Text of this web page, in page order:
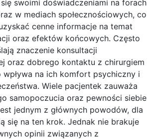
swoimi doświadczeniami na forach
w mediach społecznościowych, co
cenne informacje na temat
oraz efektów końcowych. Często
znaczenie konsultacji
oraz dobrego kontaktu z chirurgiem
wpływa na ich komfort psychiczny i
Wiele pacjentek zauważa
samopoczucia oraz pewności siebie
jednym z głównych powodów, dla
się na ten krok. Jednak nie brakuje
opinii związanych z